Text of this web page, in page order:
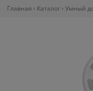
Главная Каталог Умный